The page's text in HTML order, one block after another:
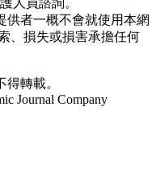
供者一概不會就使用本網
、損失或損害承擔任何
轉載。
Journal Company